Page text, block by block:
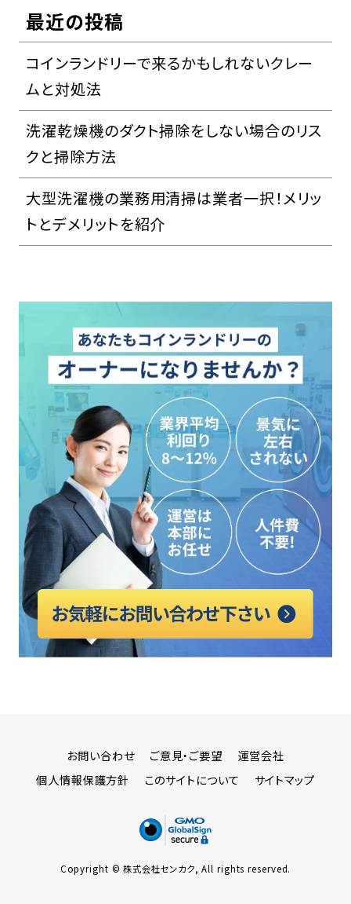
最近の投稿
コインランドリーで来るかもしれないクレー
ムと対処法
洗濯乾燥機のダクト掃除をしない場合のリス
クと掃除方法
大型洗濯機の業務用清掃は業者一択！メリッ
トとデメリットを紹介
お問い合わせ ご意見・ご要望
運営会社
個人情報保護方針
このサイトについて サイトマップ
Copyright © 株式会社センカク, All rights reserved.